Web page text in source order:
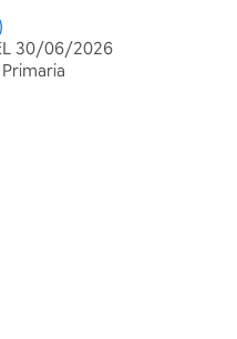
30/06/2026